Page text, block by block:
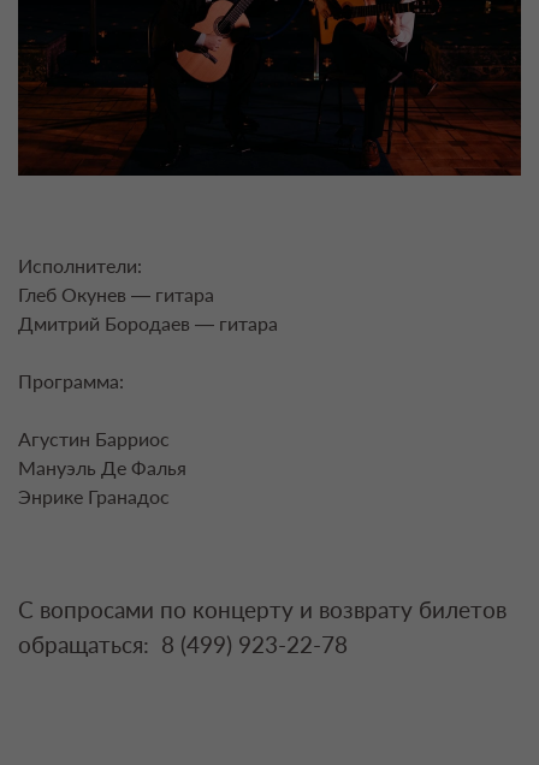
Исполнители:
Глеб Окунев — гитара
Дмитрий Бородаев — гитара
Программа:
Агустин Барриос
Мануэль Де Фалья
Энрике Гранадос
С вопросами по концерту и возврату билетов
обращаться: 8 (499) 923-22-78